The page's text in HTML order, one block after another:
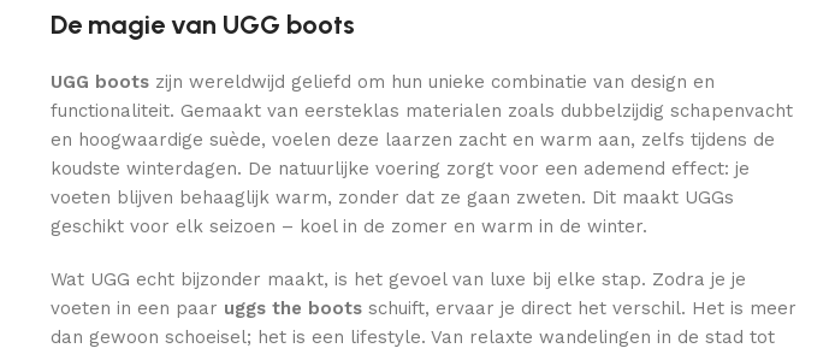
De magie van UGG boots
UGG boots zijn wereldwijd geliefd om hun unieke combinatie van design en
functionaliteit. Gemaakt van eersteklas materialen zoals dubbelzijdig schapenvacht
en hoogwaardige suède, voelen deze laarzen zacht en warm aan, zelfs tijdens de
koudste winterdagen. De natuurlijke voering zorgt voor een ademend effect: je
voeten blijven behaaglijk warm, zonder dat ze gaan zweten. Dit maakt UGGs
geschikt voor elk seizoen – koel in de zomer en warm in de winter.
Wat UGG echt bijzonder maakt, is het gevoel van luxe bij elke stap. Zodra je je
voeten in een paar uggs the boots schuift, ervaar je direct het verschil. Het is meer
dan gewoon schoeisel; het is een lifestyle. Van relaxte wandelingen in de stad tot